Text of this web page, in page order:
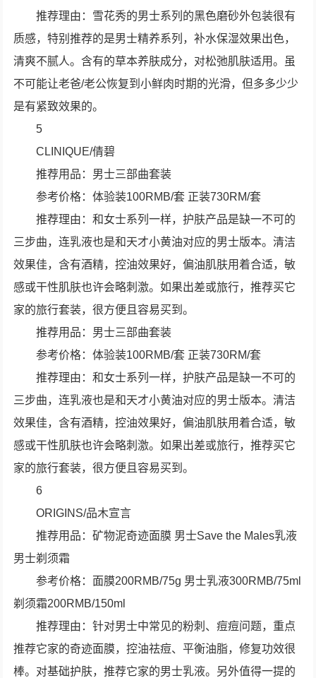
推荐理由：雪花秀的男士系列的黑色磨砂外包装很有
质感，特别推荐的是男士精养系列，补水保湿效果出色，
清爽不腻人。含有的草本养肤成分，对松弛肌肤适用。虽
不可能让老爸/老公恢复到小鲜肉时期的光滑，但多多少少
是有紧致效果的。
5
CLINIQUE/倩碧
推荐用品：男士三部曲套装
参考价格：体验装100RMB/套 正装730RM/套
推荐理由：和女士系列一样，护肤产品是缺一不可的
三步曲，连乳液也是和天才小黄油对应的男士版本。清洁
效果佳，含有酒精，控油效果好，偏油肌肤用着合适，敏
感或干性肌肤也许会略刺激。如果出差或旅行，推荐买它
家的旅行套装，很方便且容易买到。
推荐用品：男士三部曲套装
参考价格：体验装100RMB/套 正装730RM/套
推荐理由：和女士系列一样，护肤产品是缺一不可的
三步曲，连乳液也是和天才小黄油对应的男士版本。清洁
效果佳，含有酒精，控油效果好，偏油肌肤用着合适，敏
感或干性肌肤也许会略刺激。如果出差或旅行，推荐买它
家的旅行套装，很方便且容易买到。
6
ORIGINS/品木宣言
推荐用品：矿物泥奇迹面膜 男士Save the Males乳液
男士剃须霜
参考价格：面膜200RMB/75g 男士乳液300RMB/75ml
剃须霜200RMB/150ml
推荐理由：针对男士中常见的粉刺、痘痘问题，重点
推荐它家的奇迹面膜，控油祛痘、平衡油脂，修复功效很
棒。对基础护肤，推荐它家的男士乳液。另外值得一提的